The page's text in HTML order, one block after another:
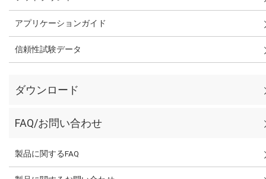
アプリケーションガイド
信頼性試験データ
ダウンロード
FAQ/お問い合わせ
製品に関するFAQ